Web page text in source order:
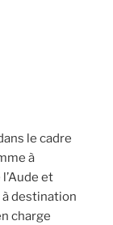
le cadre
à
et
à destination
charge